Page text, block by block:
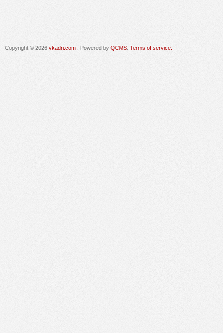
Copyright © 2026 vkadri.com . Powered by QCMS Terms of service.